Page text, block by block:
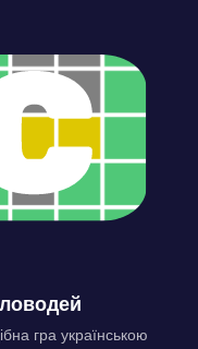
гра українською